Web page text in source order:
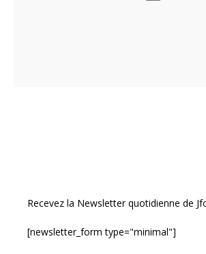
Recevez la Newsletter quotidienne de
[newsletter_form type="minimal"]